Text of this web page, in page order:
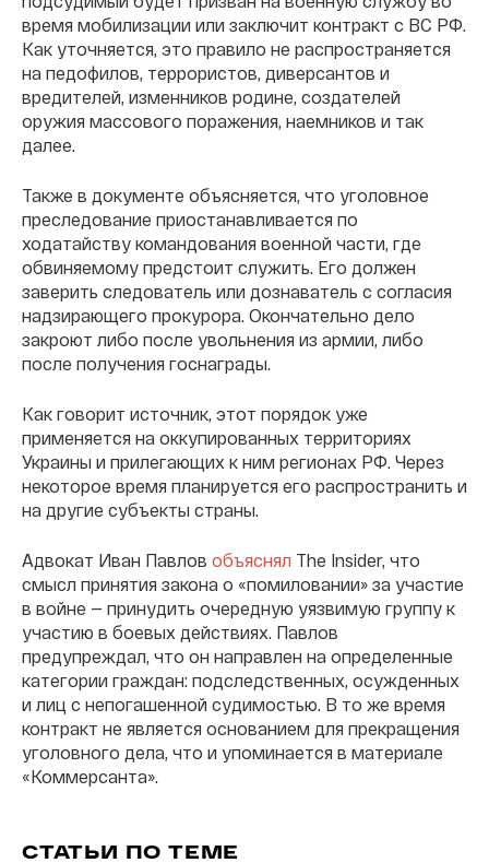
время мобилизации или заключит контракт с ВС РФ.
Как уточняется, это правило не распространяется
на педофилов, террористов, диверсантов и
вредителей, изменников родине, создателей
оружия массового поражения, наемников и так
далее.
Также в документе объясняется, что уголовное
преследование приостанавливается по
ходатайству командования военной части, где
обвиняемому предстоит служить. Его должен
заверить следователь или дознаватель с согласия
надзирающего прокурора. Окончательно дело
закроют либо после увольнения из армии, либо
после получения госнаграды.
Как говорит источник, этот порядок уже
применяется на оккупированных территориях
Украины и прилегающих к ним регионах РФ. Через
некоторое время планируется его распространить и
на другие субъекты страны.
Адвокат Иван Павлов объяснял The Insider, что
смысл принятия закона о «помиловании» за участие
в войне — принудить очередную уязвимую группу к
участию в боевых действиях. Павлов
предупреждал, что он направлен на определенные
категории граждан: подследственных, осужденных
и лиц с непогашенной судимостью. В то же время
контракт не является основанием для прекращения
уголовного дела, что и упоминается в материале
«Коммерсанта».
СТАТЬИ ПО ТЕМЕ